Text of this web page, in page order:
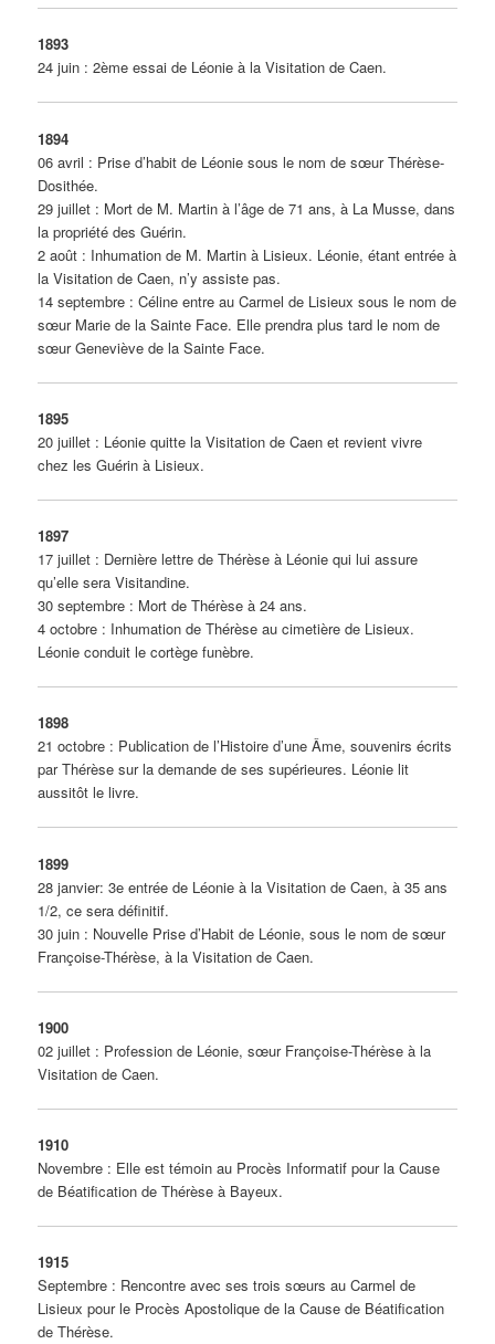
1893
24 juin : 2ème essai de Léonie à la Visitation de Caen.
1894
06 avril : Prise d’habit de Léonie sous le nom de sœur Thérèse-
Dosithée.
29 juillet : Mort de M. Martin à l’âge de 71 ans, à La Musse, dans
la propriété des Guérin.
2 août : Inhumation de M. Martin à Lisieux. Léonie, étant entrée à
la Visitation de Caen, n’y assiste pas.
14 septembre : Céline entre au Carmel de Lisieux sous le nom de
sœur Marie de la Sainte Face. Elle prendra plus tard le nom de
sœur Geneviève de la Sainte Face.
1895
20 juillet : Léonie quitte la Visitation de Caen et revient vivre
chez les Guérin à Lisieux.
1897
17 juillet : Dernière lettre de Thérèse à Léonie qui lui assure
qu’elle sera Visitandine.
30 septembre : Mort de Thérèse à 24 ans.
4 octobre : Inhumation de Thérèse au cimetière de Lisieux.
Léonie conduit le cortège funèbre.
1898
21 octobre : Publication de l’Histoire d’une Âme, souvenirs écrits
par Thérèse sur la demande de ses supérieures. Léonie lit
aussitôt le livre.
1899
28 janvier: 3e entrée de Léonie à la Visitation de Caen, à 35 ans
1/2, ce sera définitif.
30 juin : Nouvelle Prise d’Habit de Léonie, sous le nom de sœur
Françoise-Thérèse, à la Visitation de Caen.
1900
02 juillet : Profession de Léonie, sœur Françoise-Thérèse à la
Visitation de Caen.
1910
Novembre : Elle est témoin au Procès Informatif pour la Cause
de Béatification de Thérèse à Bayeux.
1915
Septembre : Rencontre avec ses trois sœurs au Carmel de
Lisieux pour le Procès Apostolique de la Cause de Béatification
de Thérèse.